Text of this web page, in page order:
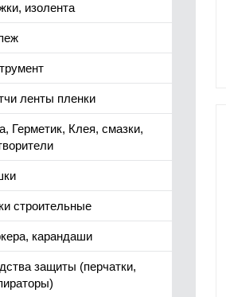
изолента
ленты пленки
Герметик, Клея, смазки,
строительные
карандаши
защиты (перчатки,